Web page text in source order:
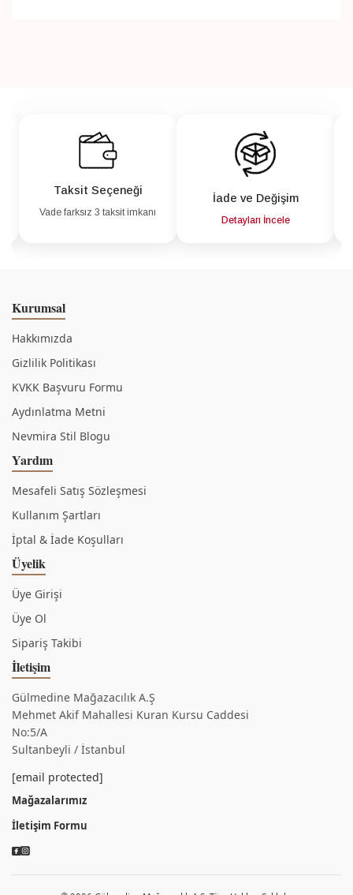
Taksit Seçeneği
Vade farksız 3 taksit imkanı
İade ve Değişim
Detayları İncele
Kurumsal
Hakkımızda
Gizlilik Politikası
KVKK Başvuru Formu
Aydınlatma Metni
Nevmira Stil Blogu
Yardım
Mesafeli Satış Sözleşmesi
Kullanım Şartları
İptal & İade Koşulları
Üyelik
Üye Girişi
Üye Ol
Sipariş Takibi
İletişim
Gülmedine Mağazacılık A.Ş
Mehmet Akif Mahallesi Kuran Kursu Caddesi
No:5/A
Sultanbeyli / İstanbul
[email protected]
Mağazalarımız
İletişim Formu